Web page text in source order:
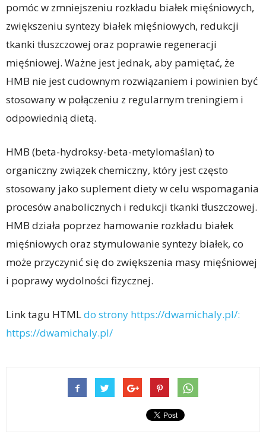
pomóc w zmniejszeniu rozkładu białek mięśniowych,
zwiększeniu syntezy białek mięśniowych, redukcji
tkanki tłuszczowej oraz poprawie regeneracji
mięśniowej. Ważne jest jednak, aby pamiętać, że
HMB nie jest cudownym rozwiązaniem i powinien być
stosowany w połączeniu z regularnym treningiem i
odpowiednią dietą.
HMB (beta-hydroksy-beta-metylomaślan) to
organiczny związek chemiczny, który jest często
stosowany jako suplement diety w celu wspomagania
procesów anabolicznych i redukcji tkanki tłuszczowej.
HMB działa poprzez hamowanie rozkładu białek
mięśniowych oraz stymulowanie syntezy białek, co
może przyczynić się do zwiększenia masy mięśniowej
i poprawy wydolności fizycznej.
Link tagu HTMLdo strony https://dwamichaly.pl/:
https://dwamichaly.pl/